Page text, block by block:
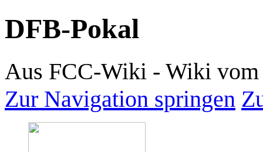
DFB-Pokal
Aus FCC-Wiki - Wiki vom
Zur Navigation springen